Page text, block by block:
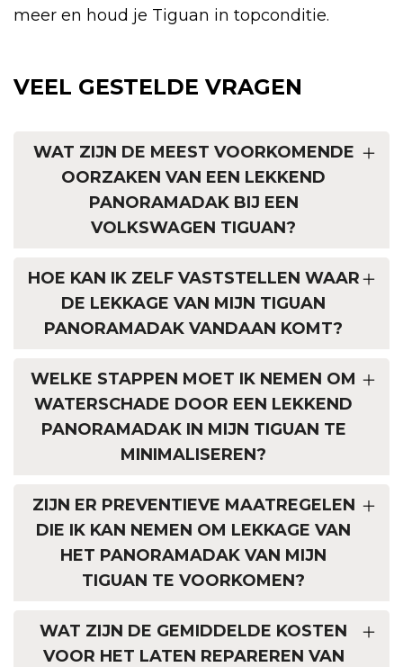
meer en houd je Tiguan in topconditie.
VEEL GESTELDE VRAGEN
WAT ZIJN DE MEEST VOORKOMENDE
OORZAKEN VAN EEN LEKKEND
PANORAMADAK BIJ EEN
VOLKSWAGEN TIGUAN?
HOE KAN IK ZELF VASTSTELLEN WAAR
DE LEKKAGE VAN MIJN TIGUAN
PANORAMADAK VANDAAN KOMT?
WELKE STAPPEN MOET IK NEMEN OM
WATERSCHADE DOOR EEN LEKKEND
PANORAMADAK IN MIJN TIGUAN TE
MINIMALISEREN?
ZIJN ER PREVENTIEVE MAATREGELEN
DIE IK KAN NEMEN OM LEKKAGE VAN
HET PANORAMADAK VAN MIJN
TIGUAN TE VOORKOMEN?
WAT ZIJN DE GEMIDDELDE KOSTEN
VOOR HET LATEN REPAREREN VAN